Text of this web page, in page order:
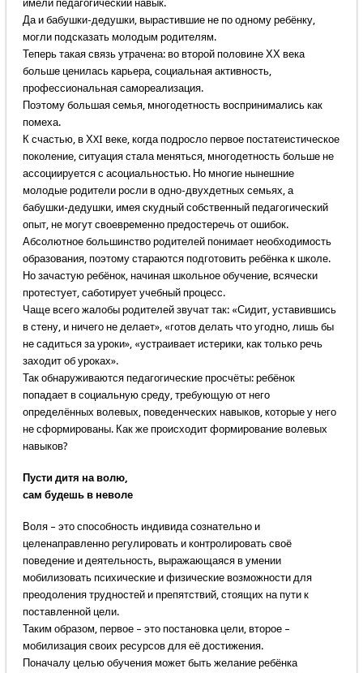
имели педагогический навык.
Да и бабушки-дедушки, вырастившие не по одному ребёнку,
могли подсказать молодым родителям.
Теперь такая связь утрачена: во второй половине ХХ века
больше ценилась карьера, социальная активность,
профессиональная самореализация.
Поэтому большая семья, многодетность воспринимались как
помеха.
К счастью, в ХXI веке, когда подросло первое постатеистическое
поколение, ситуация стала меняться, многодетность больше не
ассоциируется с асоциальностью. Но многие нынешние
молодые родители росли в одно-двухдетных семьях, а
бабушки-дедушки, имея скудный собственный педагогический
опыт, не могут своевременно предостеречь от ошибок.
Абсолютное большинство родителей понимает необходимость
образования, поэтому стараются подготовить ребёнка к школе.
Но зачастую ребёнок, начиная школьное обучение, всячески
протестует, саботирует учебный процесс.
Чаще всего жалобы родителей звучат так: «Сидит, уставившись
в стену, и ничего не делает», «готов делать что угодно, лишь бы
не садиться за уроки», «устраивает истерики, как только речь
заходит об уроках».
Так обнаруживаются педагогические просчёты: ребёнок
попадает в социальную среду, требующую от него
определённых волевых, поведенческих навыков, которые у него
не сформированы. Как же происходит формирование волевых
навыков?
Пусти дитя на волю,
сам будешь в неволе
Воля – это способность индивида сознательно и
целенаправленно регулировать и контролировать своё
поведение и деятельность, выражающаяся в умении
мобилизовать психические и физические возможности для
преодоления трудностей и препятствий, стоящих на пути к
поставленной цели.
Таким образом, первое – это постановка цели, второе –
мобилизация своих ресурсов для её достижения.
Поначалу целью обучения может быть желание ребёнка